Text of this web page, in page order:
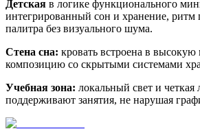
Детская в логике функционального
интегрированный сон и хранение, ритм
палитра без визуального шума.
Стена сна: кровать встроена в
композицию со скрытыми системами
Учебная зона: локальный свет и четкая
поддерживают занятия, не нарушая